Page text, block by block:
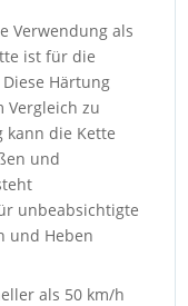
Verwendung als
ist für die
Härtung
Vergleich zu
kann die Kette
und
unbeabsichtigte
und Heben
als 50 km/h